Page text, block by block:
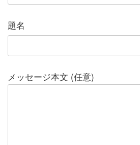
題名
メッセージ本文 (任意)